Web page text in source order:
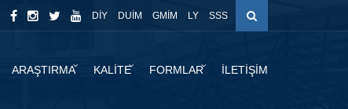
DİY DUİM GMİM LY SSS
ARAŞTIRMA KALİTE FORMLAR İLETİŞİM